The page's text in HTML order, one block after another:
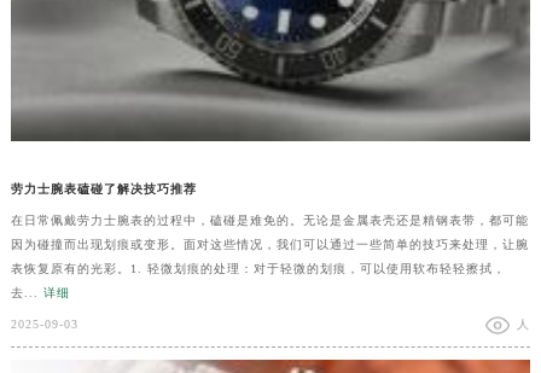
劳力士腕表磕碰了解决技巧推荐
在日常佩戴劳力士腕表的过程中，磕碰是难免的。无论是金属表壳还是精钢表带，都可能
因为碰撞而出现划痕或变形。面对这些情况，我们可以通过一些简单的技巧来处理，让腕
表恢复原有的光彩。1. 轻微划痕的处理：对于轻微的划痕，可以使用软布轻轻擦拭，
去... 详细
2025-09-03 人